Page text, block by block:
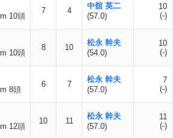
10頭
7 4
中舘 英二
(57.0)
10
(-)
10頭
8 10
松永 幹夫
(54.0)
10
(-)
8頭
6 7
松永 幹夫
(57.0)
7
(-)
12頭
10 11
松永 幹夫
(57.0)
11
(-)